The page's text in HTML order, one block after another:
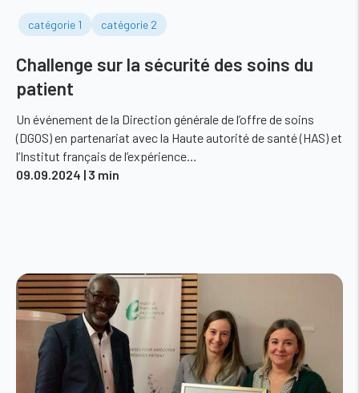
catégorie 1 catégorie 2
Challenge sur la sécurité des soins du
patient
Un événement de la Direction générale de l’offre de soins
(DGOS) en partenariat avec la Haute autorité de santé (HAS) et
l’Institut français de l’expérience…
09.09.2024 | 3 min